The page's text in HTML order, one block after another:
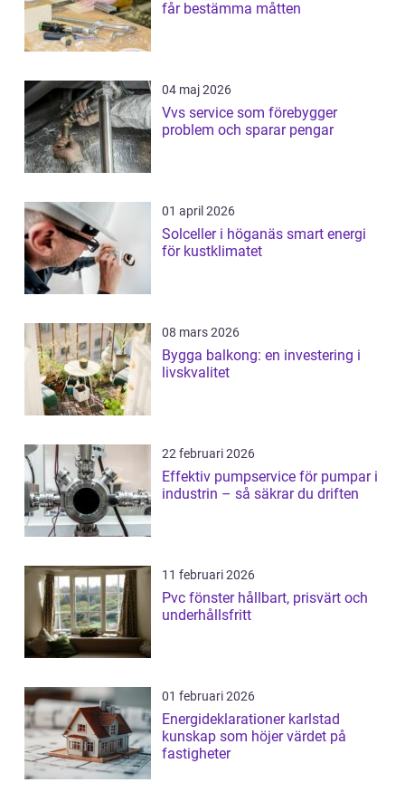
får bestämma måtten
04 maj 2026
Vvs service som förebygger
problem och sparar pengar
01 april 2026
Solceller i höganäs smart energi
för kustklimatet
08 mars 2026
Bygga balkong: en investering i
livskvalitet
22 februari 2026
Effektiv pumpservice för pumpar i
industrin – så säkrar du driften
11 februari 2026
Pvc fönster hållbart, prisvärt och
underhållsfritt
01 februari 2026
Energideklarationer karlstad
kunskap som höjer värdet på
fastigheter